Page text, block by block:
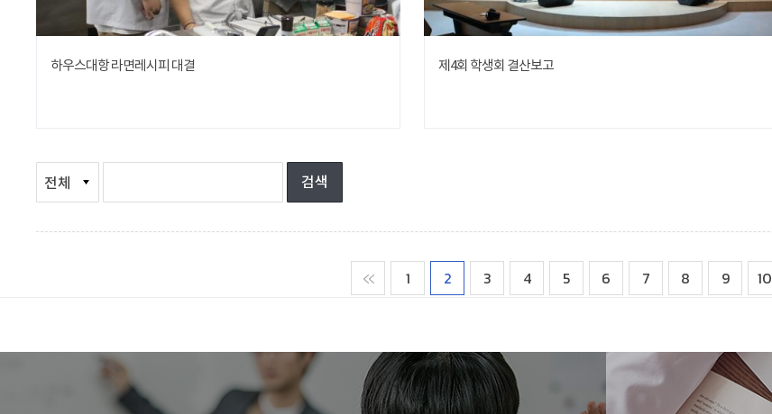
하우스대항 라면레시피 대결 제4회 학생회 결산보고
맨처음
1 2 3 4 5 6 7 8 9 10